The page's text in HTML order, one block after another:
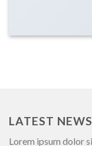
LATEST NEWS
Lorem ipsum dolor